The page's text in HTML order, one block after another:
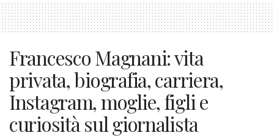
Francesco Magnani: vita
privata, biografia, carriera,
Instagram, moglie, figli e
curiosità sul giornalista